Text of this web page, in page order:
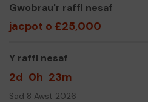
Gwobrau'r raffl nesaf
jacpot o £25,000
Y raffl nesaf
2d 0h 23m
Sad 8 Awst 2026